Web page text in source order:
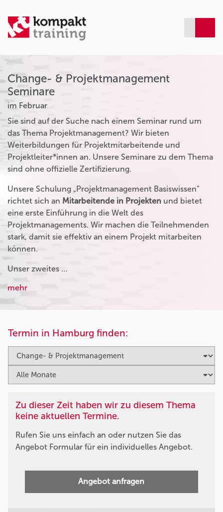
Change- & Projektmanagement
Seminare
im Februar
Sie sind auf der Suche nach einem Seminar rund um
das Thema Projektmanagement? Wir bieten
Weiterbildungen für Projektmitarbeitende und
Projektleiter*innen an. Unsere Seminare zu dem Thema
sind ohne offizielle Zertifizierung.
Unsere Schulung „Projektmanagement Basiswissen“
richtet sich an Mitarbeitende in Projekten und bietet
eine erste Einführung in die Welt des
Projektmanagements. Wir machen die Teilnehmenden
stark, damit sie effektiv an einem Projekt mitarbeiten
können.
Unser zweites …
mehr
Termin in Hamburg finden:
Zu dieser Zeit haben wir zu diesem Thema
keine aktuellen Termine.
Rufen Sie uns einfach an oder nutzen Sie das
Angebot Formular für ein individuelles Angebot.
Angebot anfragen